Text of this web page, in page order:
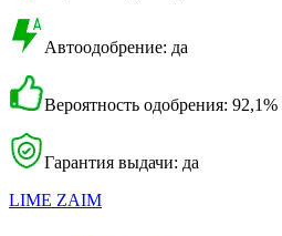
Автоодобрение: да
Вероятность одобрения: 92,1%
Гарантия выдачи: да
LIME ZAIM